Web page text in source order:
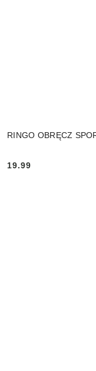
RINGO OBRĘCZ
Cena:
19.99